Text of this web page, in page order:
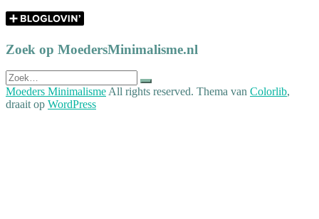
Zoek op MoedersMinimalisme.nl
Zoek
naar:
Moeders MinimalismeAll rights reserved. Thema van Colorlib,
draait op WordPress